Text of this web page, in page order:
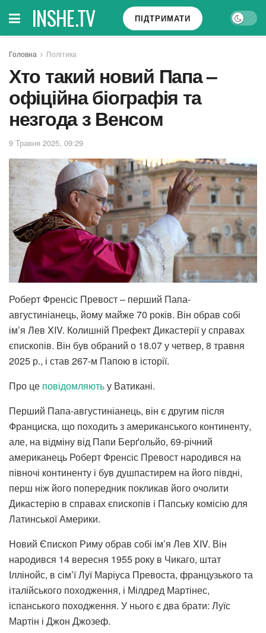
INSHE.TV ПІДТРИМАТИ
Головна Політика
Хто такий новий Папа –
офіційна біографія та
незгода з Венсом
9 Травня 2025, 09:29
Роберт Френсіс Превост – перший Папа-
августиніанець, йому майже 70 років. Він обрав собі
ім’я Лев XIV. Колишній Префект Дикастерії у справах
єпископів. Він був обраний о 18.07 у четвер, 8 травня
2025 р., і став 267-м Папою в історії.
Про це повідомляютьу Ватикані.
Перший Папа-августиніанець, він є другим після
Франциска, що походить з американського континенту,
але, на відміну від Папи Берґольйо, 69-річний
американець Роберт Френсіс Превост народився на
півночі континенту і був душпастирем на його півдні,
перш ніж його попередник покликав його очолити
Дикастерію в справах єпископів і Папську комісію для
Латинської Америки.
Новий Єпископ Риму обрав собі ім’я Лев XIV. Він
народився 14 вересня 1955 року в Чикаго, штат
Іллінойс, в сім’ї Луї Маріуса Превоста, французького та
італійського походження, і Мілдред Мартінес,
іспанського походження. У нього є два брати: Луїс
Мартін і Джон Джозеф.